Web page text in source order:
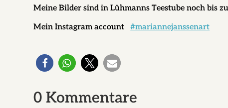
Meine Bilder sind in Lühmanns Teestube noch bis
Mein Instagram account#mariannejanssenart
0 Kommentare